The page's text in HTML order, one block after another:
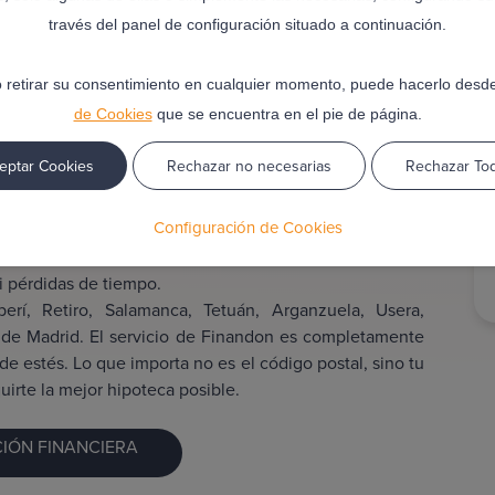
través del panel de configuración situado a continuación.
retirar su consentimiento en cualquier momento, puede hacerlo
de Cookiesque se encuentra en el pie de página.
Cookies Rechazar no necesarias Rechazar
Configuración de Cookies
consigue la mejor
realmente a tus necesidades puede ser una odisea.
poco claras y papeleo interminable, no estás solo.
segura y personalizada: contratar un broker
ayudando a personas como tú a conseguir la
pérdidas de tiempo.
Retiro, Salamanca, Tetuán, Arganzuela, Usera,
Madrid. El servicio de Finandon es completamente
estés. Lo que importa no es el código postal, sino tu
la mejor hipoteca posible.
FINANCIERA